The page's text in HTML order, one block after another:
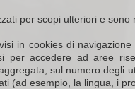
per scopi ulteriori e
in cookies di
per accedere ad aree
sul numero degli
(ad esempio, la lingua, i